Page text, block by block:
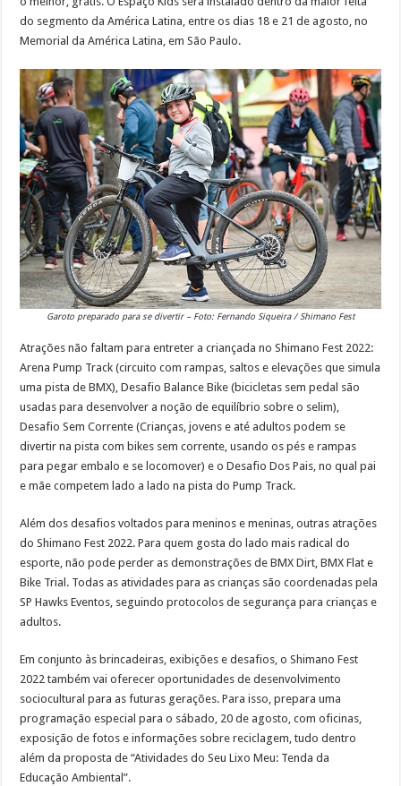
do segmento da América Latina, entre os dias 18 e 21 de agosto, no
Memorial da América Latina, em São Paulo.
Garoto preparado para se divertir – Foto: Fernando Siqueira / Shimano Fest
Atrações não faltam para entreter a criançada no Shimano Fest 2022:
Arena Pump Track (circuito com rampas, saltos e elevações que simula
uma pista de BMX), Desafio Balance Bike (bicicletas sem pedal são
usadas para desenvolver a noção de equilíbrio sobre o selim),
Desafio Sem Corrente (Crianças, jovens e até adultos podem se
divertir na pista com bikes sem corrente, usando os pés e rampas
para pegar embalo e se locomover) e o Desafio Dos Pais, no qual pai
e mãe competem lado a lado na pista do Pump Track.
Além dos desafios voltados para meninos e meninas, outras atrações
do Shimano Fest 2022. Para quem gosta do lado mais radical do
esporte, não pode perder as demonstrações de BMX Dirt, BMX Flat e
Bike Trial. Todas as atividades para as crianças são coordenadas pela
SP Hawks Eventos, seguindo protocolos de segurança para crianças e
adultos.
Em conjunto às brincadeiras, exibições e desafios, o Shimano Fest
2022 também vai oferecer oportunidades de desenvolvimento
sociocultural para as futuras gerações. Para isso, prepara uma
programação especial para o sábado, 20 de agosto, com oficinas,
exposição de fotos e informações sobre reciclagem, tudo dentro
além da proposta de “Atividades do Seu Lixo Meu: Tenda da
Educação Ambiental”.